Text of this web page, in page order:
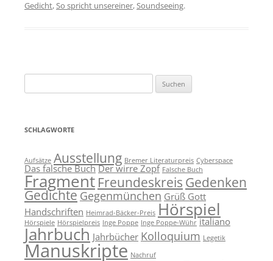
Gedicht,So spricht unsereiner,Soundseeing.
nach:
SCHLAGWORTE
Aufsätze Ausstellung Bremer Literaturpreis Cyberspace
Das falsche Buch Der wirre Zopf Falsche Buch
Fragment Freundeskreis Gedenken
Gedichte Gegenmünchen Grüß Gott
Handschriften Heimrad-Bäcker-Preis Hörspiel
Hörspiele Hörspielpreis Inge Poppe Inge Poppe-Wühr italiano
Jahrbuch Jahrbücher Kolloquium Legetik
Manuskripte Nachruf